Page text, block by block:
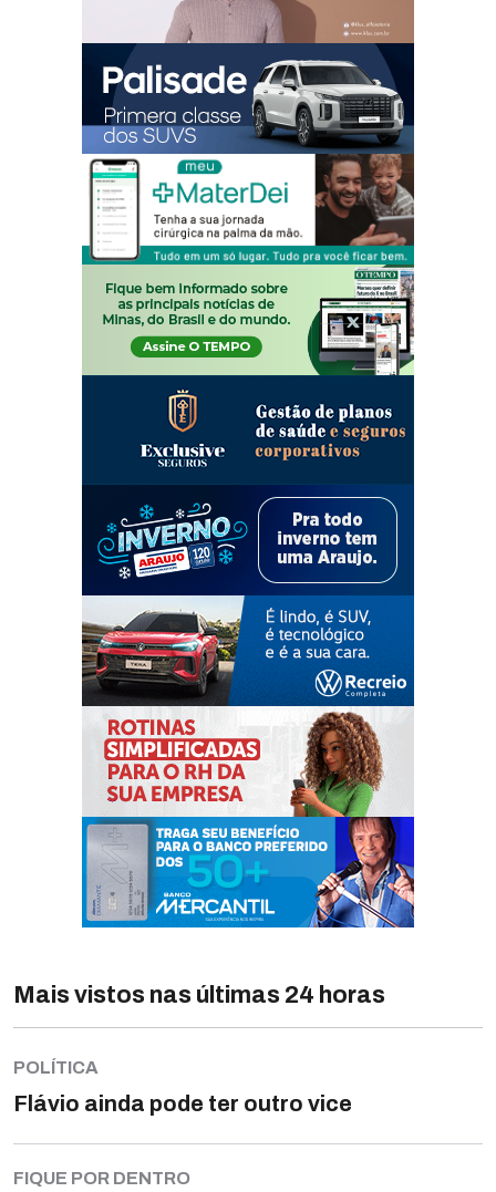
Mais vistos nas últimas 24 horas
POLÍTICA
Flávio ainda pode ter outro vice
FIQUE POR DENTRO